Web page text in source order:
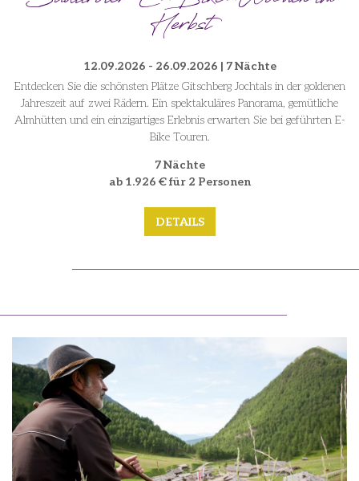
Herbst
12.09.2026 - 26.09.2026 | 7 Nächte
Entdecken Sie die schönsten Plätze Gitschberg Jochtals in der goldenen
Jahreszeit auf zwei Rädern. Ein spektakuläres Panorama, gemütliche
Almhütten und ein einzigartiges Erlebnis erwarten Sie bei geführten E-
Bike Touren.
7 Nächte
ab 1.926 € für 2 Personen
DETAILS